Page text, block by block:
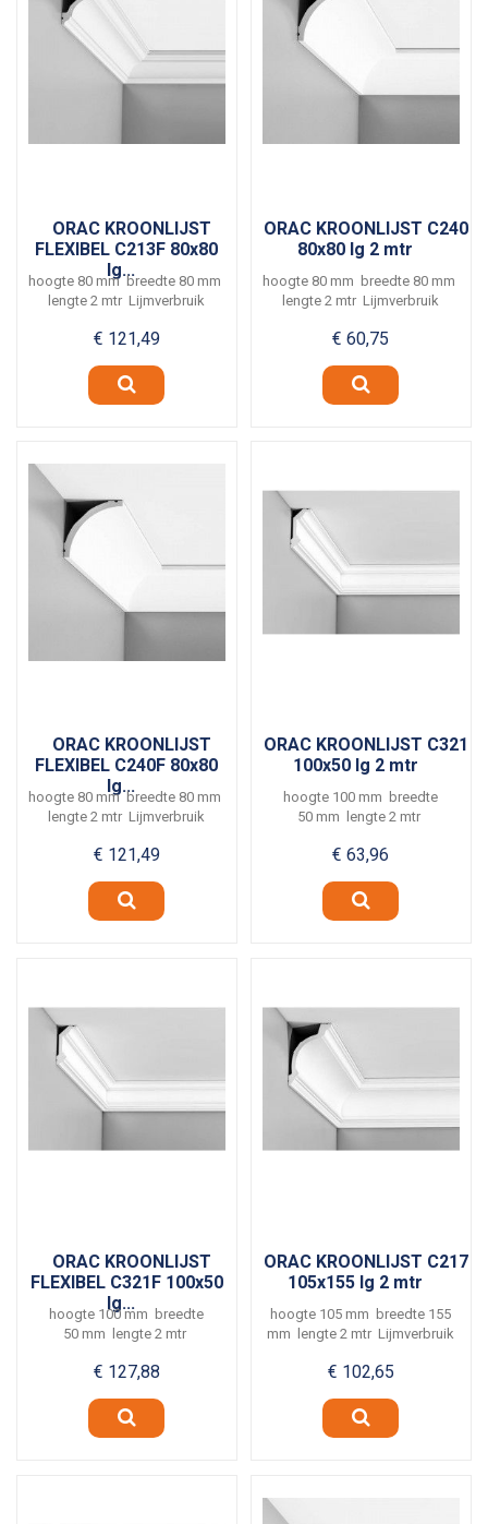
ORAC KROONLIJST
FLEXIBEL C213F 80x80
lg...
hoogte 80 mm breedte 80 mm
lengte 2 mtr Lijmverbruik
€ 121,49
ORAC KROONLIJST C240
80x80 lg 2 mtr
hoogte 80 mm breedte 80 mm
lengte 2 mtr Lijmverbruik
€ 60,75
ORAC KROONLIJST
FLEXIBEL C240F 80x80
lg...
hoogte 80 mm breedte 80 mm
lengte 2 mtr Lijmverbruik
€ 121,49
ORAC KROONLIJST C321
100x50 lg 2 mtr
hoogte 100 mm breedte
50 mm lengte 2 mtr
€ 63,96
ORAC KROONLIJST
FLEXIBEL C321F 100x50
lg...
hoogte 100 mm breedte
50 mm lengte 2 mtr
€ 127,88
ORAC KROONLIJST C217
105x155 lg 2 mtr
hoogte 105 mm breedte 155
mm lengte 2 mtr Lijmverbruik
€ 102,65